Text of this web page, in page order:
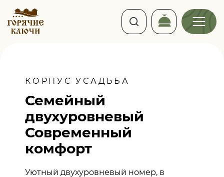
КОРПУС УСАДЬБА
Семейный
двухуровневый
Современный
комфорт
Уютный двухуровневый номер, в